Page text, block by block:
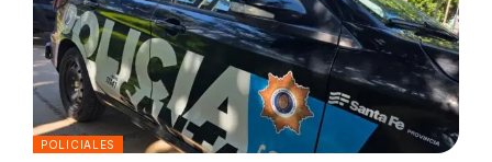
POLICIALES